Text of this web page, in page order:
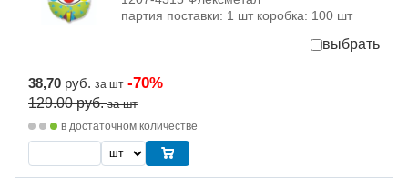
партия поставки: 1 шт коробка: 100 шт
выбрать
38,70 руб. за шт -70%
129.00руб. за шт
в достаточном количестве